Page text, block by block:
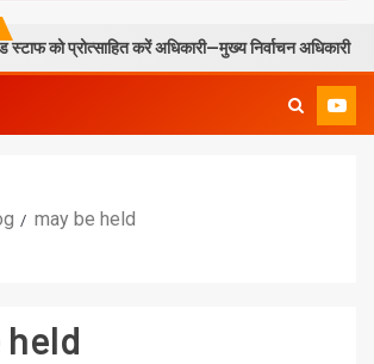
करें अधिकारी—मुख्य निर्वाचन अधिकारी
may be held
held